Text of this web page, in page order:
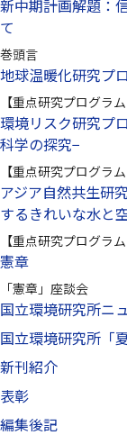
新中期計画解題：
て
巻頭言
地球温暖化研究プ
【重点研究プログラム
環境リスク研究プ
科学の探究−
【重点研究プログラム
アジア自然共生研
するきれいな水と
【重点研究プログラム
憲章
「憲章」座談会
国立環境研究所ニ
国立環境研究所「
新刊紹介
表彰
編集後記